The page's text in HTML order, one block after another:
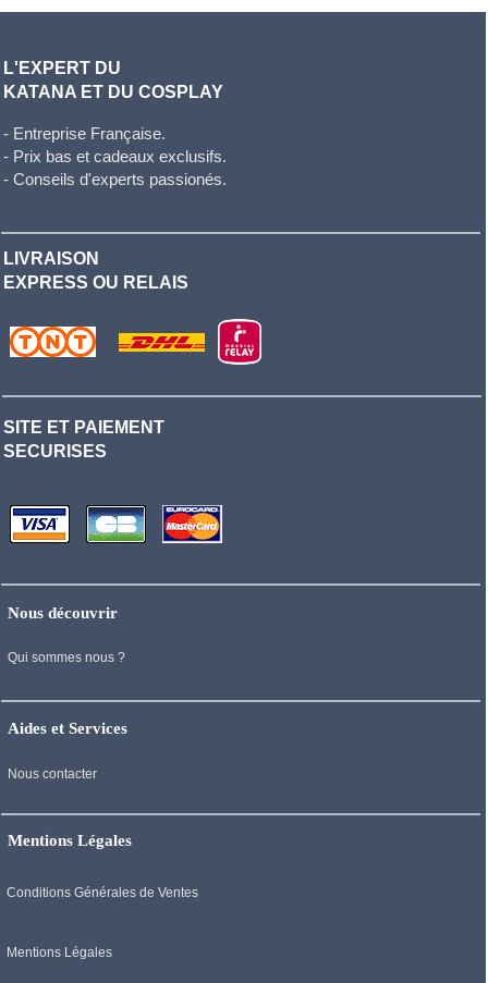
L'EXPERT DU
KATANA ET DU COSPLAY
- Entreprise Française.
- Prix bas et cadeaux exclusifs.
- Conseils d'experts passionés.
LIVRAISON
EXPRESS OU RELAIS
SITE ET PAIEMENT
SECURISES
Nous découvrir
Qui sommes nous ?
Aides et Services
Nous contacter
Mentions Légales
Conditions Générales de Ventes
Mentions Légales